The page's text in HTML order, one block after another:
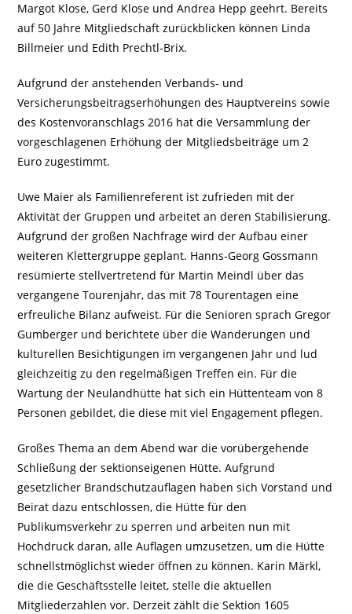
Margot Klose, Gerd Klose und Andrea Hepp geehrt. Bereits
auf 50 Jahre Mitgliedschaft zurückblicken können Linda
Billmeier und Edith Prechtl-Brix.
Aufgrund der anstehenden Verbands- und
Versicherungsbeitragserhöhungen des Hauptvereins sowie
des Kostenvoranschlags 2016 hat die Versammlung der
vorgeschlagenen Erhöhung der Mitgliedsbeiträge um 2
Euro zugestimmt.
Uwe Maier als Familienreferent ist zufrieden mit der
Aktivität der Gruppen und arbeitet an deren Stabilisierung.
Aufgrund der großen Nachfrage wird der Aufbau einer
weiteren Klettergruppe geplant. Hanns-Georg Gossmann
resümierte stellvertretend für Martin Meindl über das
vergangene Tourenjahr, das mit 78 Tourentagen eine
erfreuliche Bilanz aufweist. Für die Senioren sprach Gregor
Gumberger und berichtete über die Wanderungen und
kulturellen Besichtigungen im vergangenen Jahr und lud
gleichzeitig zu den regelmäßigen Treffen ein. Für die
Wartung der Neulandhütte hat sich ein Hüttenteam von 8
Personen gebildet, die diese mit viel Engagement pflegen.
Großes Thema an dem Abend war die vorübergehende
Schließung der sektionseigenen Hütte. Aufgrund
gesetzlicher Brandschutzauflagen haben sich Vorstand und
Beirat dazu entschlossen, die Hütte für den
Publikumsverkehr zu sperren und arbeiten nun mit
Hochdruck daran, alle Auflagen umzusetzen, um die Hütte
schnellstmöglichst wieder öffnen zu können. Karin Märkl,
die die Geschäftsstelle leitet, stelle die aktuellen
Mitgliederzahlen vor. Derzeit zählt die Sektion 1605